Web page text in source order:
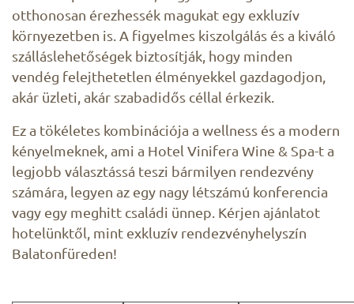
otthonosan érezhessék magukat egy exkluzív
környezetben is. A figyelmes kiszolgálás és a kiváló
szálláslehetőségek biztosítják, hogy minden
vendég felejthetetlen élményekkel gazdagodjon,
akár üzleti, akár szabadidős céllal érkezik.
Ez a tökéletes kombinációja a wellness és a modern
kényelmeknek, ami a Hotel Vinifera Wine & Spa-t a
legjobb választássá teszi bármilyen rendezvény
számára, legyen az egy nagy létszámú konferencia
vagy egy meghitt családi ünnep. Kérjen ajánlatot
hotelünktől, mint exkluzív rendezvényhelyszín
Balatonfüreden!